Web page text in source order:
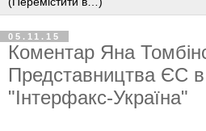
05.11.15
Коментар Яна
Представництва ЄС в
"Інтерфакс-Україна"